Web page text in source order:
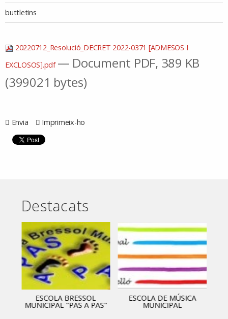
buttletins
20220712_Resolució_DECRET 2022-0371 [ADMESOS I
EXCLOSOS].pdf — Document PDF, 389 KB
(399021 bytes)
Envia Imprimeix-ho
Destacats
ESCOLA BRESSOL
MUNICIPAL "PAS A PAS"
ESCOLA DE MÚSICA
MUNICIPAL